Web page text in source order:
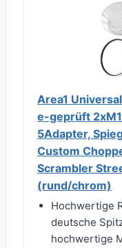
Area1
e-geprüft
5Adapter,
Custom
Scrambler
(rund/chrom)
Hochwertige
deutsche
hochwertige